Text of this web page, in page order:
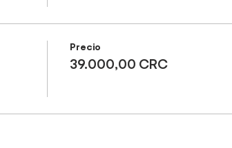
Precio
39.000,00 CRC